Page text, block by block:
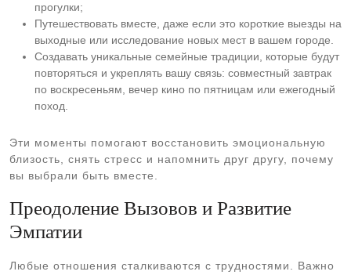
прогулки;
Путешествовать вместе, даже если это короткие выезды на
выходные или исследование новых мест в вашем городе.
Создавать уникальные семейные традиции, которые будут
повторяться и укреплять вашу связь: совместный завтрак
по воскресеньям, вечер кино по пятницам или ежегодный
поход.
Эти моменты помогают восстановить эмоциональную
близость, снять стресс и напомнить друг другу, почему
вы выбрали быть вместе.
Преодоление Вызовов и Развитие
Эмпатии
Любые отношения сталкиваются с трудностями. Важно